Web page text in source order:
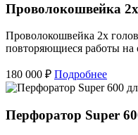
Проволокошвейка
Проволокошвейка 2х
повторяющиеся работы на
180 000 ₽ Подробнее
Перфоратор Super